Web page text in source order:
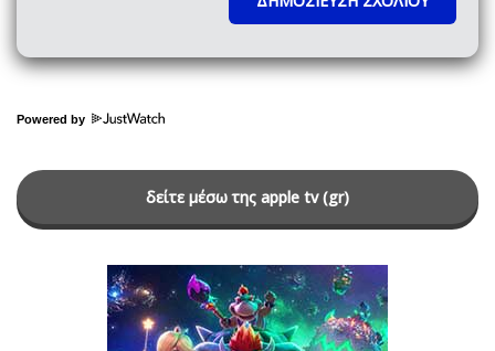
Powered by
δείτε μέσω της apple tv (gr)